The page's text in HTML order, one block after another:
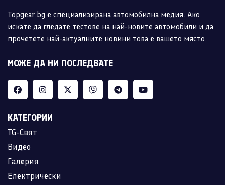
Topgear.bg е специализирана автомобилна медия. Ако
искате да гледате тестове на най-новите автомобили и да
прочетете най-актуалните новини това е вашето място.
МОЖЕ ДА НИ ПОСЛЕДВАТЕ
КАТЕГОРИИ
TG-Свят
Видео
Галерия
Електрически